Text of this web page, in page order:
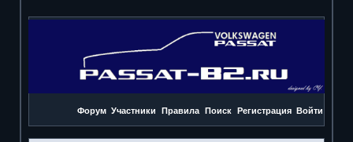
Форум Участники Правила Поиск Регистрация Войти